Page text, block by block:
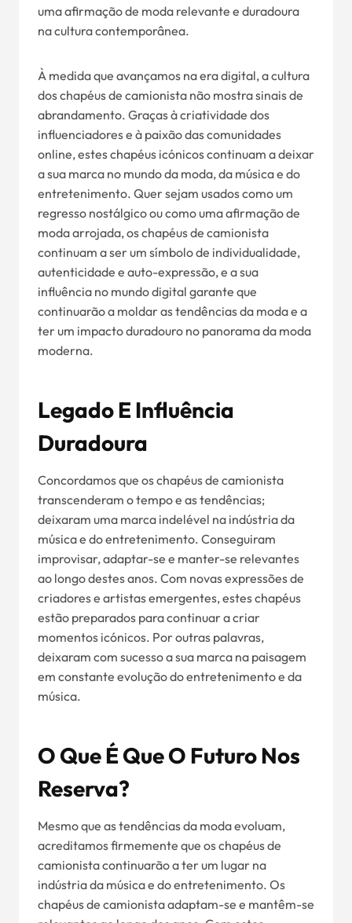
uma afirmação de moda relevante e duradoura
na cultura contemporânea.
À medida que avançamos na era digital, a cultura
dos chapéus de camionista não mostra sinais de
abrandamento. Graças à criatividade dos
influenciadores e à paixão das comunidades
online, estes chapéus icónicos continuam a deixar
a sua marca no mundo da moda, da música e do
entretenimento. Quer sejam usados como um
regresso nostálgico ou como uma afirmação de
moda arrojada, os chapéus de camionista
continuam a ser um símbolo de individualidade,
autenticidade e auto-expressão, e a sua
influência no mundo digital garante que
continuarão a moldar as tendências da moda e a
ter um impacto duradouro no panorama da moda
moderna.
Legado E Influência
Duradoura
Concordamos que os chapéus de camionista
transcenderam o tempo e as tendências;
deixaram uma marca indelével na indústria da
música e do entretenimento. Conseguiram
improvisar, adaptar-se e manter-se relevantes
ao longo destes anos. Com novas expressões de
criadores e artistas emergentes, estes chapéus
estão preparados para continuar a criar
momentos icónicos. Por outras palavras,
deixaram com sucesso a sua marca na paisagem
em constante evolução do entretenimento e da
música.
O Que É Que O Futuro Nos
Reserva?
Mesmo que as tendências da moda evoluam,
acreditamos firmemente que os chapéus de
camionista continuarão a ter um lugar na
indústria da música e do entretenimento. Os
chapéus de camionista adaptam-se e mantêm-se